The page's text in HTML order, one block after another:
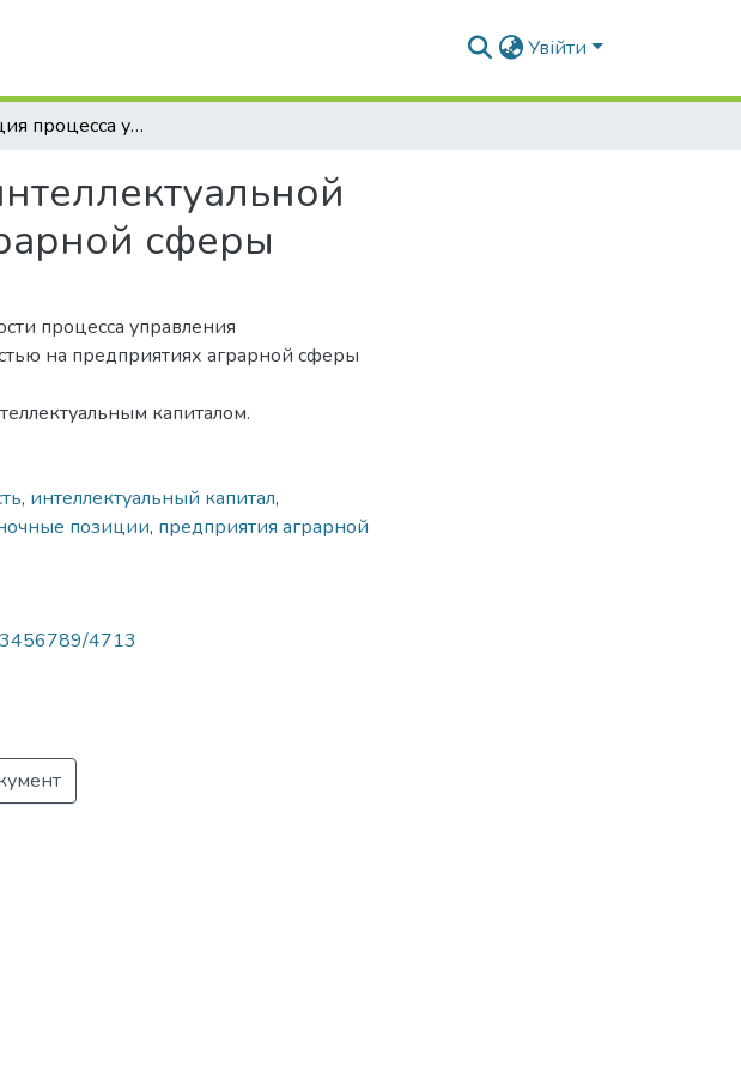
Увійти
Организация процесса управления интеллектуальной собственностью на предприятиях аграрной сферы
сферы
процесса управления
на предприятиях аграрной сферы
капиталом.
, интеллектуальный капитал,
позиции, предприятия аграрной
4713